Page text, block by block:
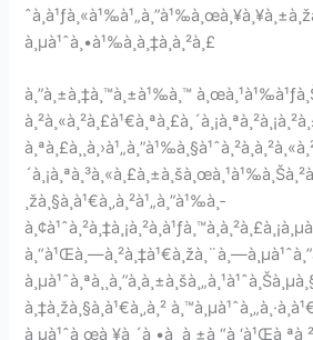
à¸µà¹ˆà¸•à¹‰à¸­à¸‡à¸à¸²à¸£
à¸”à¸±à¸‡à¸™à¸±à¹‰à¸™
¸žà¸§à¸à¹€à¸‚à¸²à¹„à¸”à¹‰à¸­
à¸‡à¸žà¸§à¸à¹€à¸‚à¸²
à¸µà¹ˆà¸œà¸¥à¸´à¸•à¸